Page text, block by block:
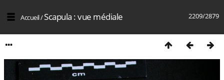
2209/2879
Accueil/Scapula : vue médiale